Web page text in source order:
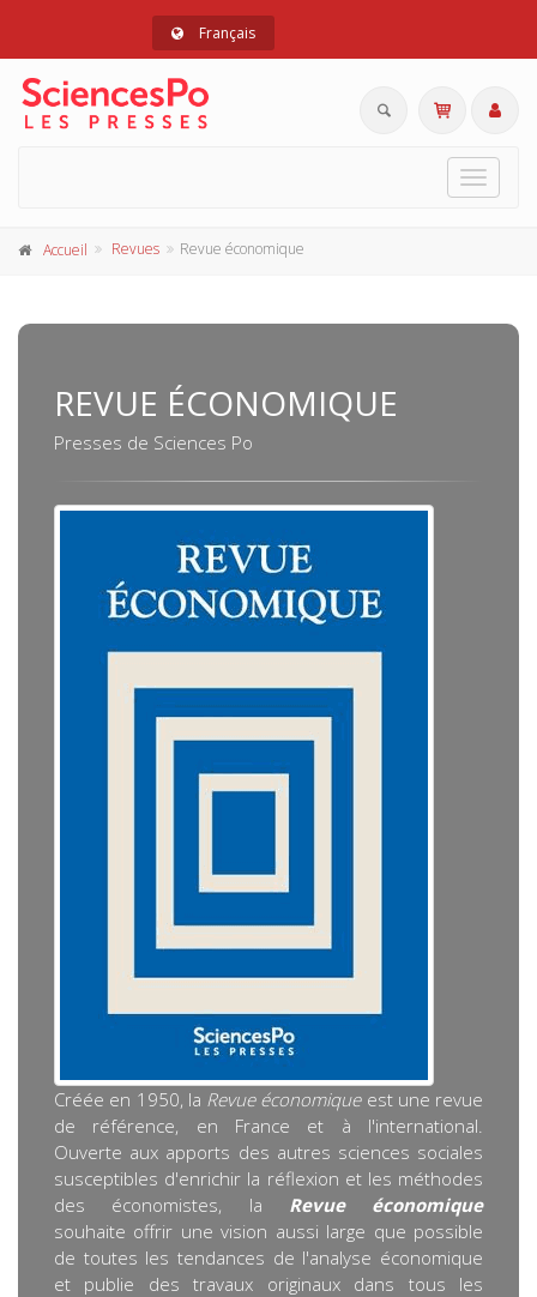
Français
Toggle
Accueil Revues Revue économique
REVUE ÉCONOMIQUE
Presses de Sciences Po
Créée en 1950, la Revue économiqueest une revue
de référence, en France et à l'international.
Ouverte aux apports des autres sciences sociales
susceptibles d'enrichir la réflexion et les méthodes
des économistes, la Revue économique
souhaite offrir une vision aussi large que possible
de toutes les tendances de l'analyse économique
et publie des travaux originaux dans tous les